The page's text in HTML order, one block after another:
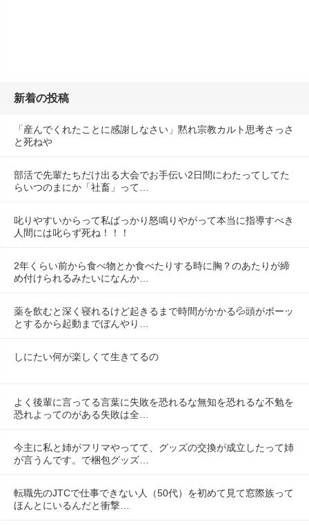
新着の投稿
「産んでくれたことに感謝しなさい」黙れ宗教カルト思考さっさ
と死ねや
部活で先輩たちだけ出る大会でお手伝い2日間にわたってしてた
らいつのまにか「社畜」って…
叱りやすいからって私ばっかり怒鳴りやがって本当に指導すべき
人間には叱らず死ね！！！
2年くらい前から食べ物とか食べたりする時に胸？のあたりが締
め付けられるみたいになんか…
薬を飲むと深く寝れるけど起きるまで時間がかかる💦頭がボーッ
とするから起動までぼんやり…
しにたい何が楽しくて生きてるの
よく後輩に言ってる言葉に失敗を恐れるな無知を恐れるな不勉を
恐れよってのがある失敗は全…
今主に私と姉がフリマやってて、グッズの交換が成立したって姉
が言うんです。で梱包グッズ…
転職先のJTCで仕事できない人（50代）を初めて見て窓際族って
ほんとにいるんだと衝撃…